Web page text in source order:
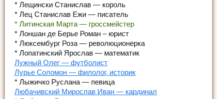
* Лещински Станислав — король
* Лец Станислав Ежи — писатель
* Литинская Марта — гроссмейстер
* Лоншан де Берье Роман – юрист
* Люксембург Роза — революционерка
* Лопатинский Ярослав — математик
Лужный Олег — футболист
Лурье Соломон — филолог, историк
* Лыжичко Руслана — певица
Любачивский Мирослав Иван — кардинал